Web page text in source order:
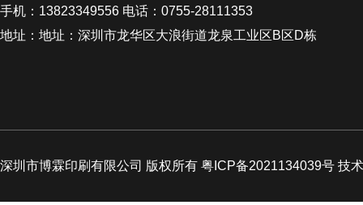
手机：13823349556 电话：0755-28111353
地址：地址：深圳市龙华区大浪街道龙泉工业区B区D栋
深圳市博霖印刷有限公司 版权所有 粤ICP备2021134039号 技